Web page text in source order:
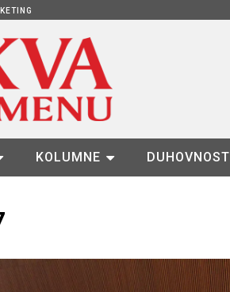
KOLUMNE DUHOVNOST